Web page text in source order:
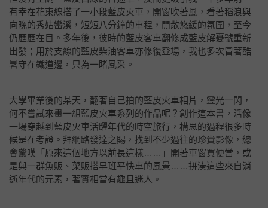
有幸在花東線搭了一小段藍皮火車，開窗吹著風，看著稻浪與
向晚的秀姑巒溪，短短八分鐘的車程，閒散悠緩的氛圍，至今
仍歷歷在目。多年後，彼時的藍皮客車翻修成藍皮解憂號重新
出發；用於支線的藍皮柴油客車亦修復登場，我也多次冒著酷
暑守在鐵道邊，只為一睹風采。
大學畢業後的某天，翻著自己拍的藍皮火車相片，靈光一閃，
何不嘗試來畫一組藍皮火車系列的作品呢？創作這本書，活像
一場穿越到藍皮火車活躍年代的時空旅行，構思的過程很多時
候是在考證。拜網路發達之賜，找到不少過往的珍貴影像，總
會驚嘆「原來這個地方以前長這樣……」開著車窗買便當，或
是與一群魚販、菜販搭早班平快車的風景……拼湊這些來自消
逝年代的元素，著實相當有趣且迷人。